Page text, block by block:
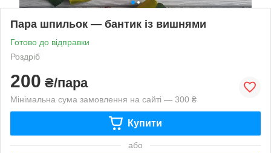
Пара шпильок — бантик із вишнями
Готово до відправки
Роздріб
200 ₴/пара
Мінімальна сума замовлення на сайті — 300 ₴
Купити
або